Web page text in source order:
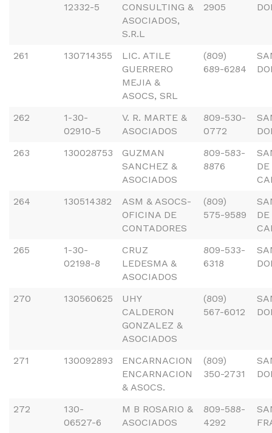
12332-5
CONSULTING &
ASOCIADOS,
S.R.L
2905
261 130714355
LIC. ATILE
GUERRERO
MEJIA &
ASOCS, SRL
(809)
689-6284
262
1-30-
02910-5
V. R. MARTE &
ASOCIADOS
809-530-
0772
263
130028753
GUZMAN
SANCHEZ &
ASOCIADOS
809-583-
8876
264
130514382
ASM & ASOCS-
OFICINA DE
CONTADORES
(809)
575-9589
265
1-30-
02198-8
CRUZ
LEDESMA &
ASOCIADOS
809-533-
6318
270 130560625
UHY
CALDERON
GONZALEZ &
ASOCIADOS
(809)
567-6012
271 130092893
ENCARNACION
ENCARNACION
& ASOCS.
(809)
350-2731
272
130-
06527-6
M B ROSARIO &
ASOCIADOS
809-588-
4292